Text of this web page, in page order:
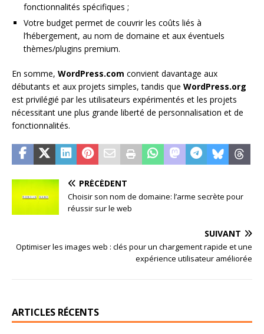
fonctionnalités spécifiques ;
Votre budget permet de couvrir les coûts liés à
l’hébergement, au nom de domaine et aux éventuels
thèmes/plugins premium.
En somme, WordPress.com convient davantage aux
débutants et aux projets simples, tandis que WordPress.org
est privilégié par les utilisateurs expérimentés et les projets
nécessitant une plus grande liberté de personnalisation et de
fonctionnalités.
PRÉCÉDENT
Choisir son nom de domaine: l’arme secrète pour
réussir sur le web
SUIVANT
Optimiser les images web : clés pour un chargement rapide et une
expérience utilisateur améliorée
ARTICLES RÉCENTS